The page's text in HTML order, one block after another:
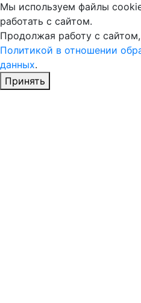
Мы используем файлы
работать с сайтом.
Продолжая работу с
Политикой в отношении
данных.
Принять